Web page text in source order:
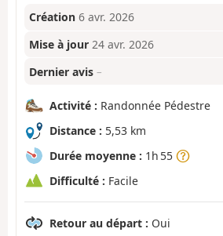
Création 6 avr. 2026
Mise à jour 24 avr. 2026
Dernier avis –
Activité : Randonnée Pédestre
Distance : 5,53 km
Durée moyenne : 1h 55
Difficulté : Facile
Retour au départ : Oui